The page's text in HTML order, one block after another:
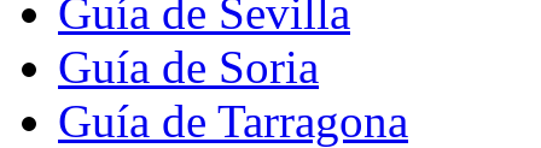
Guía de Sevilla
Guía de Soria
Guía de Tarragona